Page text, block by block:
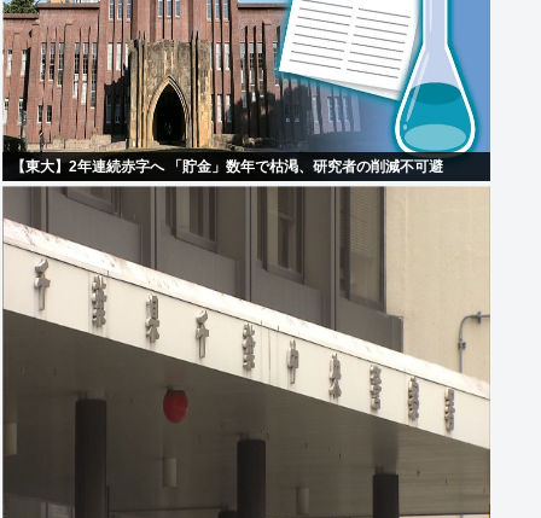
【東大】2年連続赤字へ 「貯金」数年で枯渇、研究者の削減不可避